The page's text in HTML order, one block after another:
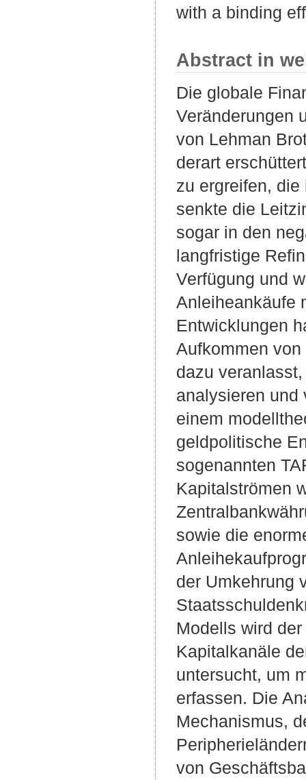
with a binding
Abstract in
Die globale
Veränderungen
von Lehman
derart
zu ergreifen,
senkte die
sogar in den
langfristige
Verfügung und
Anleiheankäufe
Entwicklungen
Aufkommen
dazu
analysieren und
einem
geldpolitische
sogenannten
Kapitalströmen
sowie die
der Umkehrung
Modells wird
Kapitalkanäle
untersucht, um
erfassen. Die
Mechanismus,
von